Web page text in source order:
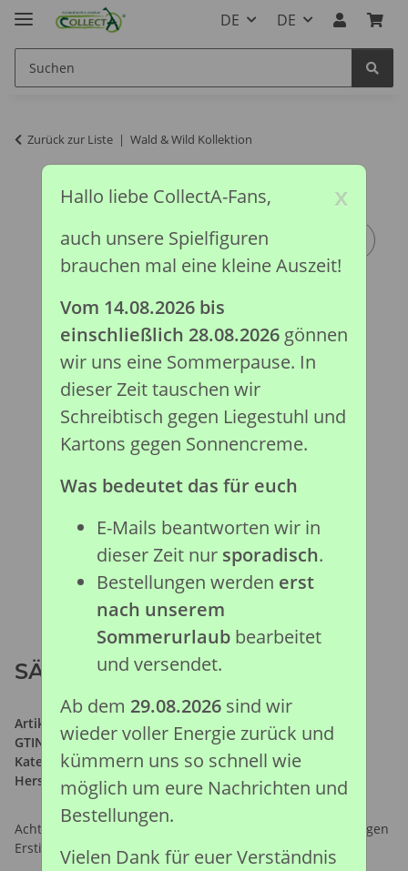
DE DE
Zurück zur Liste Wald & Wild Kollektion
SÄBELANTILOPE (L)
Artikelnummer:
88637
GTIN:
4892900886374
Kategorie:Wald & Wild Kollektion
Hersteller: Collecta Global Limited
Achtung: Nicht geeignet für Kinder unter 36 Monaten, wegen
Erstickungsgefahr durch verschluckbare Kleinteile.
x
Hallo liebe CollectA-Fans,
auch unsere Spielfiguren
brauchen mal eine kleine Auszeit!
Vom 14.08.2026 bis
einschließlich 28.08.2026gönnen
wir uns eine Sommerpause. In
dieser Zeit tauschen wir
Schreibtisch gegen Liegestuhl und
Kartons gegen Sonnencreme.
Was bedeutet das für euch
E-Mails beantworten wir in
dieser Zeit nur sporadisch.
Bestellungen werden erst
nach unserem
Sommerurlaubbearbeitet
und versendet.
Ab dem 29.08.2026sind wir
wieder voller Energie zurück und
kümmern uns so schnell wie
möglich um eure Nachrichten und
Bestellungen.
Vielen Dank für euer Verständnis